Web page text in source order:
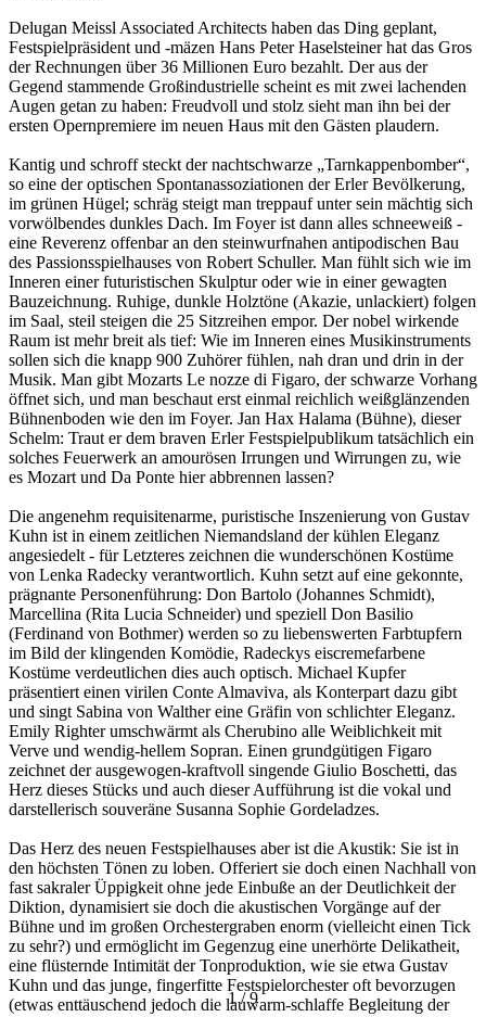
1/9
Delugan Meissl Associated Architects haben das Ding geplant,
Festspielpräsident und -mäzen Hans Peter Haselsteiner hat das Gros
der Rechnungen über 36 Millionen Euro bezahlt. Der aus der
Gegend stammende Großindustrielle scheint es mit zwei lachenden
Augen getan zu haben: Freudvoll und stolz sieht man ihn bei der
ersten Opernpremiere im neuen Haus mit den Gästen plaudern.
Kantig und schroff steckt der nachtschwarze „Tarnkappenbomber“,
so eine der optischen Spontanassoziationen der Erler Bevölkerung,
im grünen Hügel; schräg steigt man treppauf unter sein mächtig sich
vorwölbendes dunkles Dach. Im Foyer ist dann alles schneeweiß -
eine Reverenz offenbar an den steinwurfnahen antipodischen Bau
des Passionsspielhauses von Robert Schuller. Man fühlt sich wie im
Inneren einer futuristischen Skulptur oder wie in einer gewagten
Bauzeichnung. Ruhige, dunkle Holztöne (Akazie, unlackiert) folgen
im Saal, steil steigen die 25 Sitzreihen empor. Der nobel wirkende
Raum ist mehr breit als tief: Wie im Inneren eines Musikinstruments
sollen sich die knapp 900 Zuhörer fühlen, nah dran und drin in der
Musik. Man gibt Mozarts Le nozze di Figaro, der schwarze Vorhang
öffnet sich, und man beschaut erst einmal reichlich weißglänzenden
Bühnenboden wie den im Foyer. Jan Hax Halama (Bühne), dieser
Schelm: Traut er dem braven Erler Festspielpublikum tatsächlich ein
solches Feuerwerk an amourösen Irrungen und Wirrungen zu, wie
es Mozart und Da Ponte hier abbrennen lassen?
Die angenehm requisitenarme, puristische Inszenierung von Gustav
Kuhn ist in einem zeitlichen Niemandsland der kühlen Eleganz
angesiedelt - für Letzteres zeichnen die wunderschönen Kostüme
von Lenka Radecky verantwortlich. Kuhn setzt auf eine gekonnte,
prägnante Personenführung: Don Bartolo (Johannes Schmidt),
Marcellina (Rita Lucia Schneider) und speziell Don Basilio
(Ferdinand von Bothmer) werden so zu liebenswerten Farbtupfern
im Bild der klingenden Komödie, Radeckys eiscremefarbene
Kostüme verdeutlichen dies auch optisch. Michael Kupfer
präsentiert einen virilen Conte Almaviva, als Konterpart dazu gibt
und singt Sabina von Walther eine Gräfin von schlichter Eleganz.
Emily Righter umschwärmt als Cherubino alle Weiblichkeit mit
Verve und wendig-hellem Sopran. Einen grundgütigen Figaro
zeichnet der ausgewogen-kraftvoll singende Giulio Boschetti, das
Herz dieses Stücks und auch dieser Aufführung ist die vokal und
darstellerisch souveräne Susanna Sophie Gordeladzes.
Das Herz des neuen Festspielhauses aber ist die Akustik: Sie ist in
den höchsten Tönen zu loben. Offeriert sie doch einen Nachhall von
fast sakraler Üppigkeit ohne jede Einbuße an der Deutlichkeit der
Diktion, dynamisiert sie doch die akustischen Vorgänge auf der
Bühne und im großen Orchestergraben enorm (vielleicht einen Tick
zu sehr?) und ermöglicht im Gegenzug eine unerhörte Delikatheit,
eine flüsternde Intimität der Tonproduktion, wie sie etwa Gustav
Kuhn und das junge, fingerfitte Festspielorchester oft bevorzugen
(etwas enttäuschend jedoch die lauwarm-schlaffe Begleitung der